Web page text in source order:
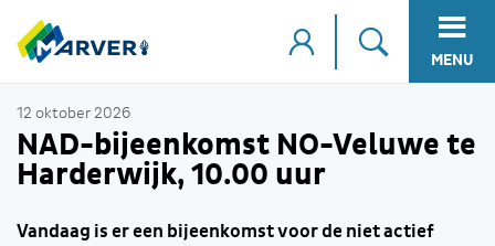
MENU
12 oktober 2026
NAD-bijeenkomst NO-Veluwe te
Harderwijk, 10.00 uur
Vandaag is er een bijeenkomst voor de niet actief